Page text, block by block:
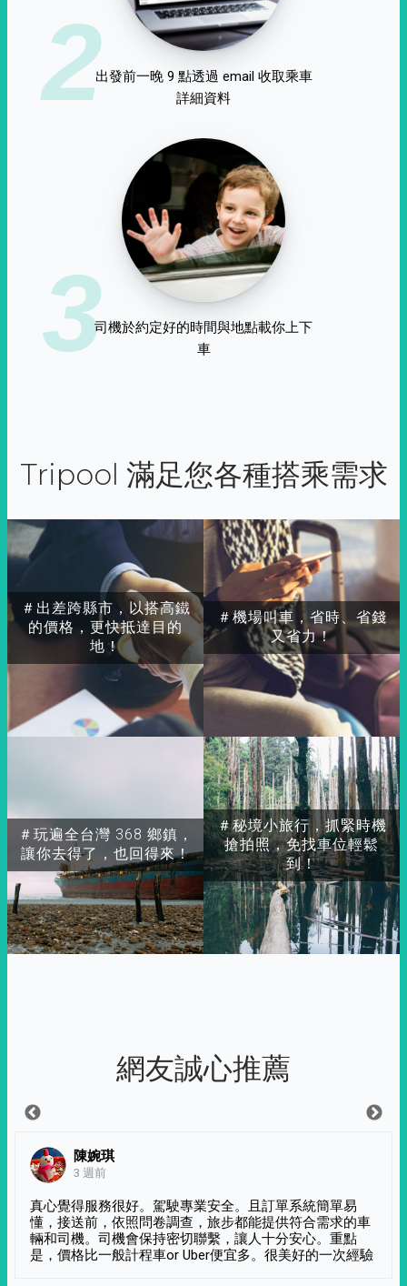
2出發前一晚 9 點透過 email 收取乘車
詳細資料
3司機於約定好的時間與地點載你上下
車
Tripool 滿足您各種搭乘需求
＃出差跨縣市，以搭高鐵
的價格，更快抵達目的
地！
＃玩遍全台灣 368 鄉鎮，
讓你去得了，也回得來！
＃秘境小旅行，抓緊時機
搶拍照，免找車位輕鬆
到！
＃機場叫車，省時、省錢
又省力！
網友誠心推薦
陳婉琪
3 週前
真心覺得服務很好。駕駛專業安全。且訂單系統簡單易
懂，接送前，依照問卷調查，旅步都能提供符合需求的車
輛和司機。司機會保持密切聯繫，讓人十分安心。重點
是，價格比一般計程車or Uber便宜多。很美好的一次經驗